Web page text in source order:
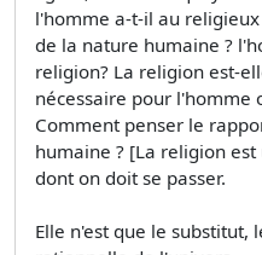
l'homme a-t-il au
de la nature humaine ?
religion? La religion est-
nécessaire pour l'homme
Comment penser le
humaine ? [La religion
dont on doit se passer.
Elle n'est que le substitut,